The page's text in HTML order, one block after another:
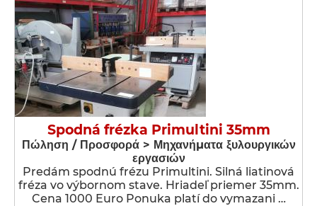
Spodná frézka Primultini 35mm
Πώληση / Προσφορά > Μηχανήματα ξυλουργικών
εργασιών
Predám spodnú frézu Primultini. Silná liatinová
fréza vo výbornom stave. Hriadeľ priemer 35mm.
Cena 1000 Euro Ponuka platí do vymazani …